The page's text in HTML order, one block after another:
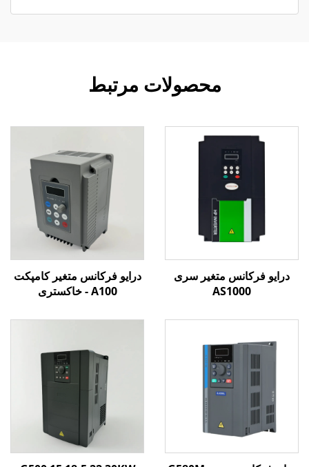
محصولات مرتبط
درایو فرکانس متغیر سری
AS1000
درایو فرکانس متغیر کامپکت
A100 - خاکستری